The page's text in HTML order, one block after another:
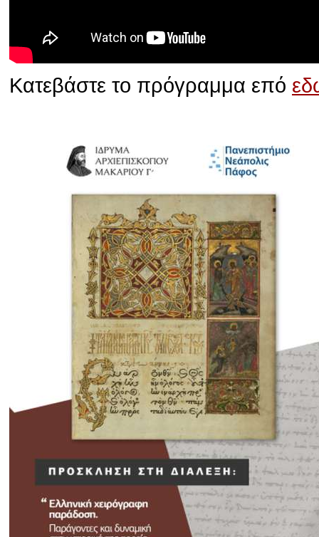
Κατεβάστε το πρόγραμμα επό